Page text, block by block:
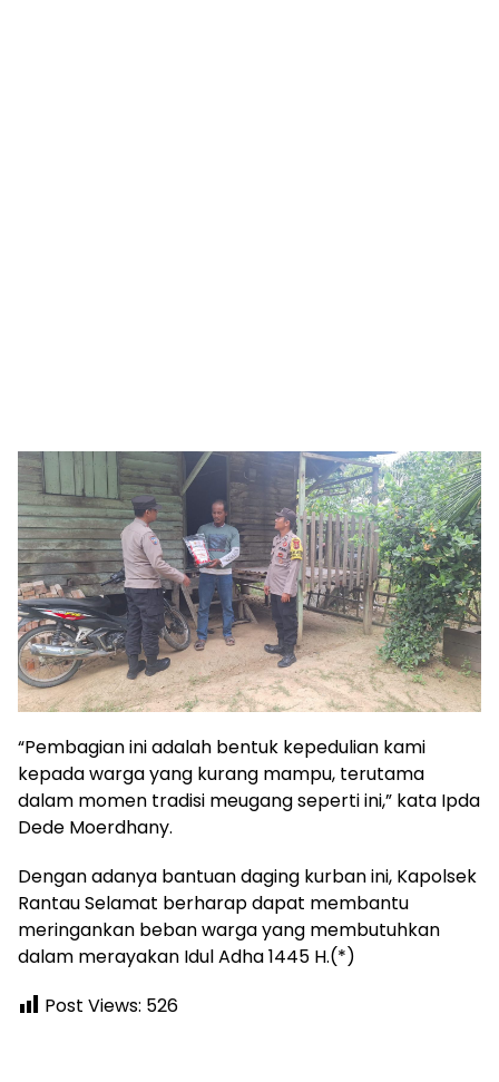
“Pembagian ini adalah bentuk kepedulian kami
kepada warga yang kurang mampu, terutama
dalam momen tradisi meugang seperti ini,” kata Ipda
Dede Moerdhany.
Dengan adanya bantuan daging kurban ini, Kapolsek
Rantau Selamat berharap dapat membantu
meringankan beban warga yang membutuhkan
dalam merayakan Idul Adha 1445 H.(*)
Post Views: 526